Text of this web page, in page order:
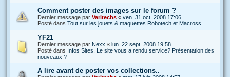
Comment poster des images sur le forum ?
Dernier message par Varitechs « ven. 31 oct. 2008 17:06
Posté dans Tout sur les jouets & maquettes Robotech et Macross
YF21
Dernier message par Nexx « lun. 22 sept. 2008 19:58
Posté dans Infos Sites, Le site vous a rendu service? Présentation des
nouveaux ?
A lire avant de poster vos collections..